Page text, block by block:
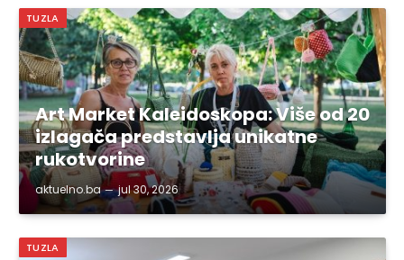
TUZLA
Art Market Kaleidoskopa: Više od 20
izlagača predstavlja unikatne
rukotvorine
aktuelno.ba jul 30, 2026
TUZLA